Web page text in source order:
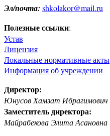
Эл/почта: shkolakor@mail.ru
Полезные ссылки:
Устав
Лицензия
Локальные нормативные акты
Информация об учреждении
Директор:
Юнусов Хамзат Ибрагимович
Заместитель директора:
Майрабекова Элита Асановна